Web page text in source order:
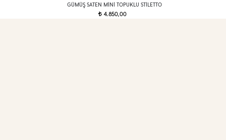
GÜMÜŞ SATEN MINI TOPUKLU STILETTO
t 4.850,00